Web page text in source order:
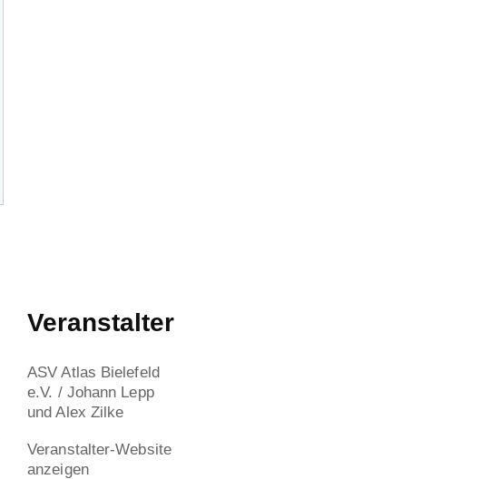
Veranstalter
ASV Atlas Bielefeld
e.V. / Johann Lepp
und Alex Zilke
Veranstalter-Website
anzeigen